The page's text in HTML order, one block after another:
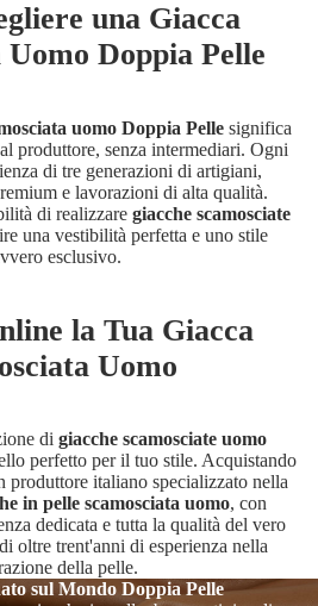
una Giacca
Uomo Doppia Pelle
uomo Doppia Pelle significa
produttore, senza intermediari. Ogni
di tre generazioni di artigiani,
e lavorazioni di alta qualità.
di realizzare giacche scamosciate
una vestibilità perfetta e uno stile
esclusivo.
la Tua Giacca
Uomo
di giacche scamosciate uomo
perfetto per il tuo stile. Acquistando
produttore italiano specializzato nella
in pelle scamosciata uomo, con
dedicata e tutta la qualità del vero
oltre trent'anni di esperienza nella
della pelle.
sul Mondo Doppia Pelle